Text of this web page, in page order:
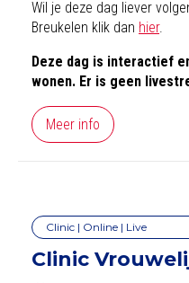
Wil je deze dag liever
Breukelen klik dan hier.
Deze dag is interactief
wonen. Er is geen
Meer info
Clinic | Online | Live
Clinic